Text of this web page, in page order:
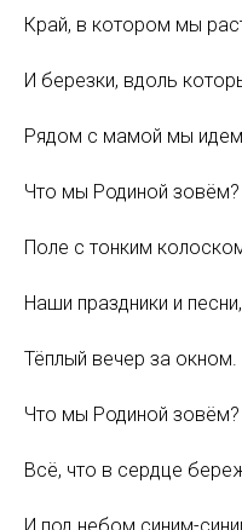
Край, в котором мы
И березки, вдоль
Рядом с мамой мы
Что мы Родиной зовём?
Поле с тонким
Наши праздники и песни,
Тёплый вечер за окном.
Что мы Родиной зовём?
Всё, что в сердце